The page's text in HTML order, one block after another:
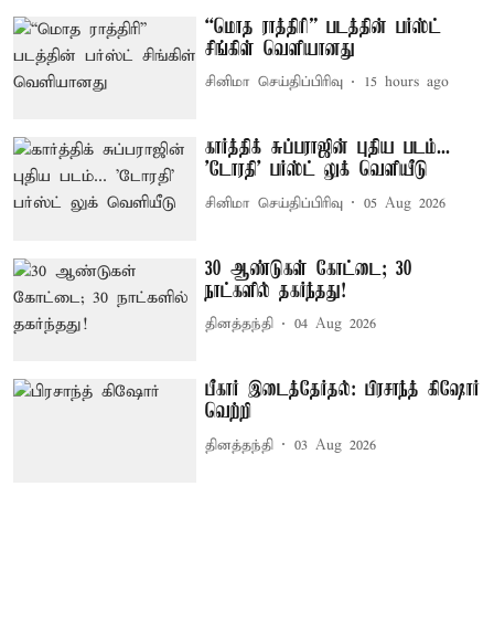
“மொத ராத்திரி” படத்தின் பர்ஸ்ட்
சிங்கிள் வெளியானது
சினிமா செய்திப்பிரிவு 15 hours ago
கார்த்திக் சுப்பராஜின் புதிய படம்...
'டோரதி' பர்ஸ்ட் லுக் வெளியீடு
சினிமா செய்திப்பிரிவு 05 Aug 2026
30 ஆண்டுகள் கோட்டை; 30
நாட்களில் தகர்ந்தது!
தினத்தந்தி 04 Aug 2026
பீகார் இடைத்தேர்தல்: பிரசாந்த் கிஷோர்
வெற்றி
தினத்தந்தி 03 Aug 2026